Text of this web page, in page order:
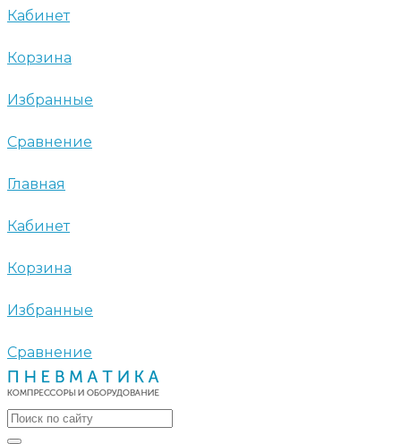
Кабинет
Корзина
Избранные
Сравнение
Главная
Кабинет
Корзина
Избранные
Сравнение